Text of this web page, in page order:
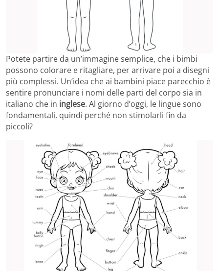
Potete partire da un’immagine semplice, che i bimbi
possono colorare e ritagliare, per arrivare poi a disegni
più complessi. Un’idea che ai bambini piace parecchio è
sentire pronunciare i nomi delle parti del corpo sia in
italiano che in inglese. Al giorno d’oggi, le lingue sono
fondamentali, quindi perché non stimolarli fin da
piccoli?